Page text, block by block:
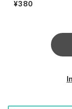
ds) (IR-153)
¥380